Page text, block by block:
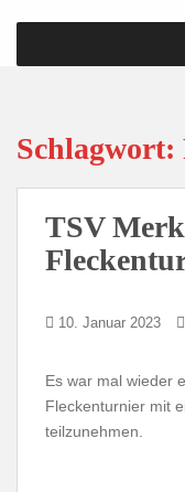
Schlagwort:
TSV
10. Januar 2023
Es war mal wieder
Fleckenturnier mit
teilzunehmen.